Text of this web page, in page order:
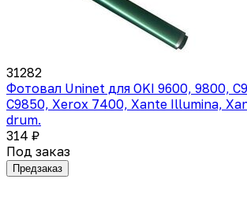
31282
Фотовал Uninet для OKI 9600, 9800,
C9850, Xerox 7400, Xante Illumina,
drum.
314 ₽
Под заказ
Предзаказ